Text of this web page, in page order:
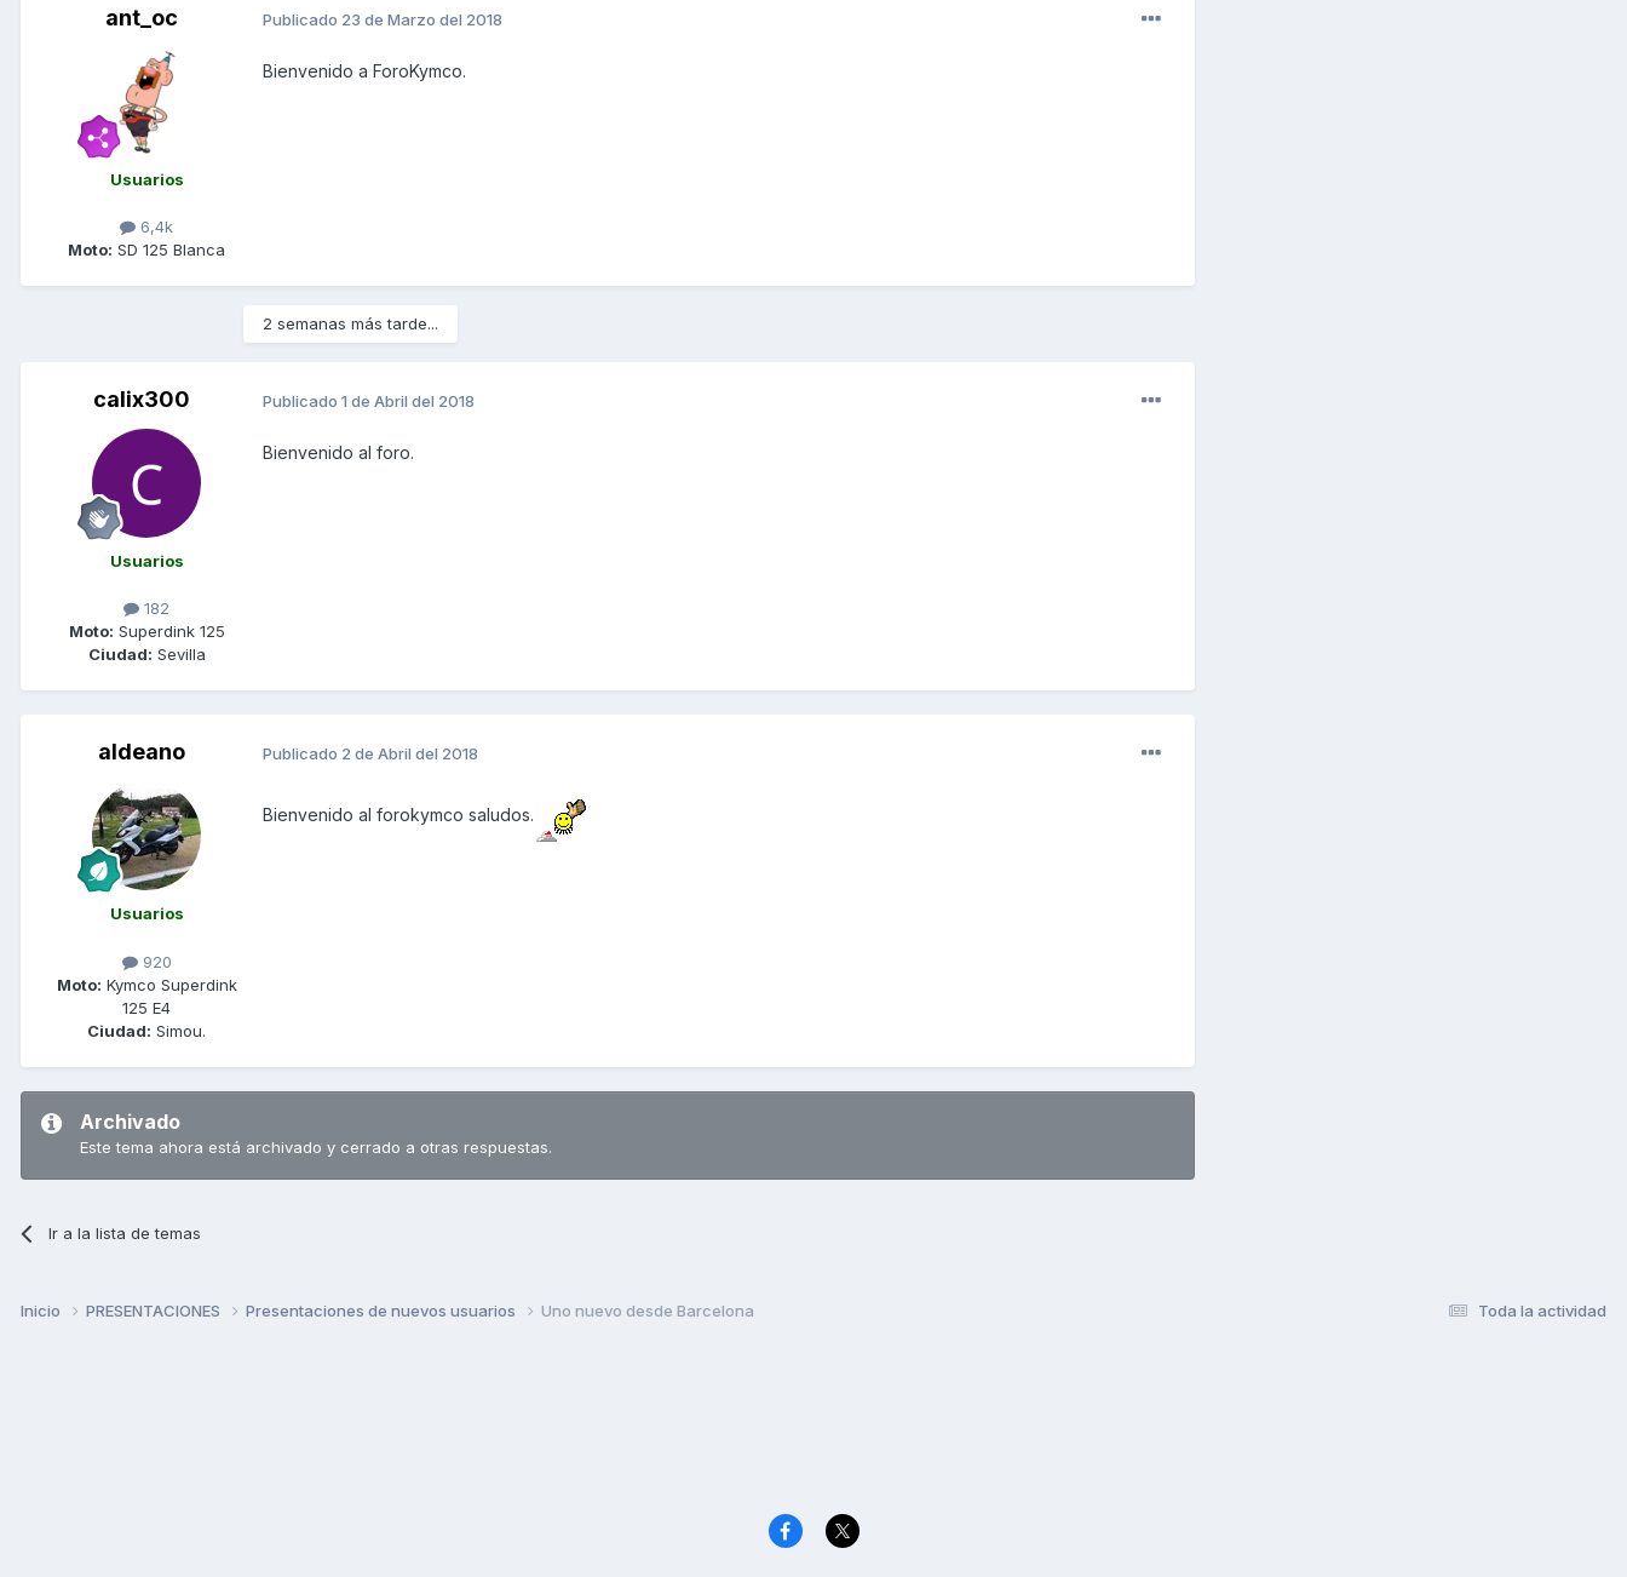
ant_oc
Usuarios
6,4k
Moto: SD 125 Blanca
Publicado 23 de Marzo del 2018
Bienvenido a ForoKymco.
2 semanas más tarde...
calix300
Usuarios
182
Moto: Superdink 125
Ciudad: Sevilla
Publicado 1 de Abril del 2018
Bienvenido al foro.
aldeano
Usuarios
920
Moto: Kymco Superdink
125 E4
Ciudad: Simou.
Publicado 2 de Abril del 2018
Bienvenido al forokymco saludos.
Archivado
Este tema ahora está archivado y cerrado a otras respuestas.
Ir a la lista de temas
Toda la actividad
Inicio PRESENTACIONES Presentaciones de nuevos usuarios Uno nuevo desde Barcelona